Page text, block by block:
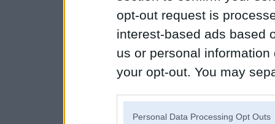
opt-out request is
interest-based ads based
us or personal
your opt-out. You may
Personal Data Processing Opt Outs